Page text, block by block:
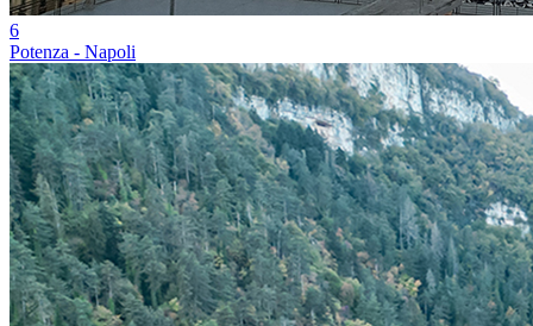
6
Potenza - Napoli